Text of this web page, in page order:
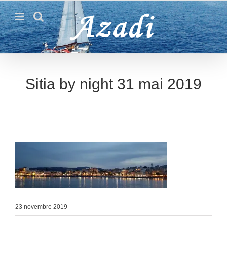
Passer
au
contenu
Sitia by night 31 mai 2019
23 novembre 2019